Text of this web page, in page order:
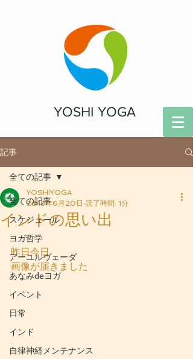
YOSHI YOGA
記事
全ての記事
スケジュール
ヨガ哲学
アーユルヴェーダ
あなみdeヨガ
イベント
日常
インド
自律神経メンテナンス
全ての記事
インドの思い出
YOSHIYOGA
2018年6月20日 読了時間: 1分
昨日今日
画像が届きました